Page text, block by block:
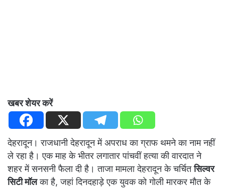
खबर शेयर करें
देहरादून। राजधानी देहरादून में अपराध का ग्राफ थमने का नाम नहीं
ले रहा है। एक माह के भीतर लगातार पांचवीं हत्या की वारदात ने
शहर में सनसनी फैला दी है। ताजा मामला देहरादून के चर्चितसिल्वर
सिटी मॉलका है, जहां दिनदहाड़े एक युवक को गोली मारकर मौत के